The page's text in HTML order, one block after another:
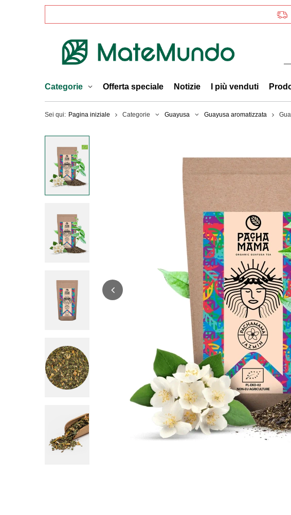
Categorie Offerta speciale Notizie I più venduti
Sei qui: Pagina iniziale Categorie Guayusa Guayusa aromatizzata